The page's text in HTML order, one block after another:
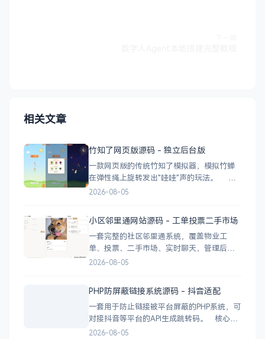
相关文章
竹知了网页版源码 - 独立后台版
一款网页版的传统竹知了模拟器，模拟竹蝉
在弹性绳上旋转发出"哇哇"声的玩法。 核
心功能 网页版运行，无需下载 独立后台管
2026-08-05
小区邻里通网站源码 - 工单投票二手市场
一套完整的社区邻里通系统，覆盖物业工
单、投票、二手市场、实时聊天，管理后台
一应俱全。 前台功能 九宫格快捷菜单 +
情 小区投票：发起/参与/查看结果 邻里社区
2026-08-05
PHP防屏蔽链接系统源码 - 抖音适配
一套用于防止链接被平台屏蔽的PHP系统，可
对接抖音等平台的API生成跳转码。 核心功
能 多域名池智能切换，降低被拦截概率 对接
2026-08-05